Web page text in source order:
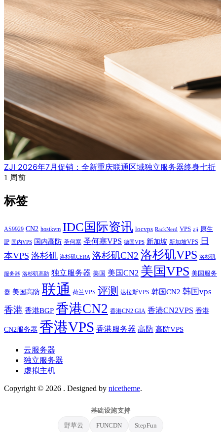
ZJI 2026年7月促销：全新重庆联通区域独立服务器终身七折
1 周前
标签
AS9929 CN2 hostkvm IDC国际资讯 locvps RackNerd VPS zji 原生
IP 国内VPS 国内高防 圣何塞 圣何塞VPS 德国VPS 新加坡 新加坡VPS 日
本VPS 洛杉矶 洛杉矶CERA 洛杉矶CN2 洛杉矶VPS 洛杉矶
服务器 洛杉矶高防 独立服务器 美国 美国CN2 美国VPS 美国服务
器 美国高防 联通 荷兰VPS 评测 达拉斯VPS 韩国CN2 韩国vps
香港 香港BGP 香港CN2 香港CN2 GIA 香港CN2VPS 香港
CN2服务器 香港VPS 香港服务器 高防 高防VPS
云服务器
独立服务器
虚拟主机
Copyright © 2026 . Designed by nicetheme.
基础设施支持
野草云
FUNCDN StepFun